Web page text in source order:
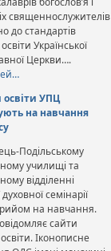
священнослужителів
до стандартів
Української
Церкви….
освіти УПЦ
на навчання
Подільському
училищі та
відділенні
семінарії
на навчання.
сайти
Іконописне